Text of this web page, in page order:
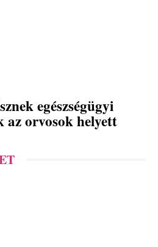
egészségügyi
az orvosok helyett